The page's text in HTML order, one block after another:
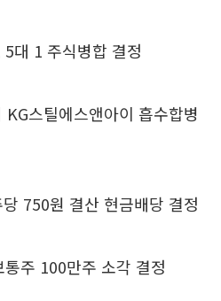
대 1 주식병합 결정
스틸에스앤아이 흡수합병
750원 결산 현금배당 결정
주 100만주 소각 결정